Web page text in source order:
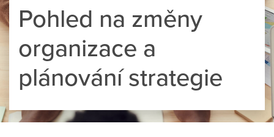
Pohled na změny
organizace a
plánování strategie